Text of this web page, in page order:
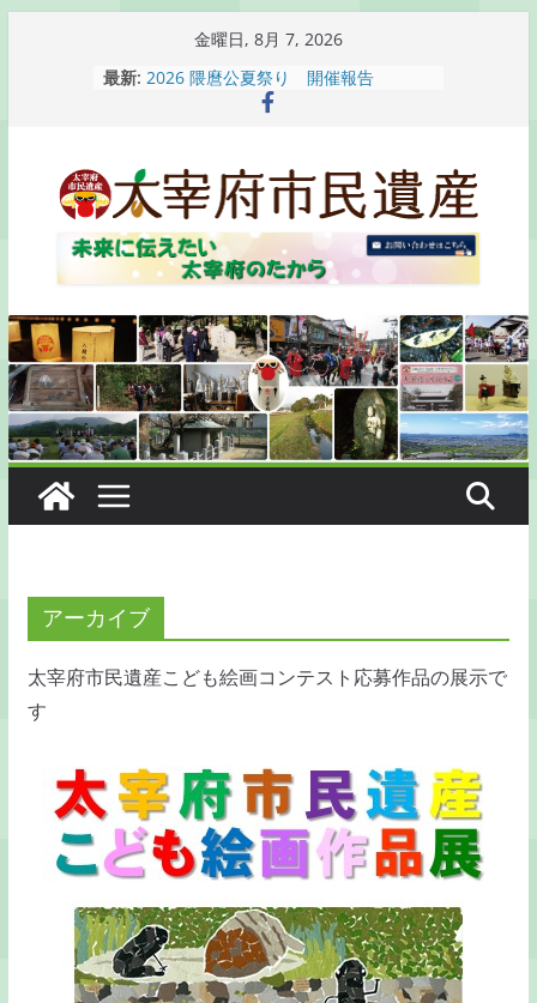
プ
金曜日, 8月 7, 2026
最新: 2026 隈麿公夏祭り 開催報告
通古賀歴史勉強会が開催されます
梅香苑夏まつり子どもみこし開催のお
知らせ
木うそ絵付け体験のお知らせ
アーカイブ
太宰府市民遺産こども絵画コンテスト応募作品の展示で
す